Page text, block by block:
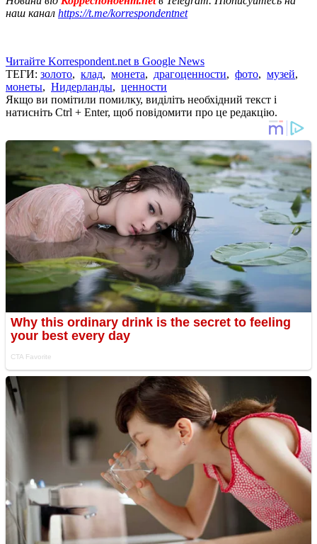
наш канал https://t.me/korrespondentnet
Читайте Korrespondent.net в Google News
ТЕГИ: золото, клад, монета, драгоценности, фото, музей,
монеты, Нидерланды, ценности
Якщо ви помітили помилку, виділіть необхідний текст і
натисніть Ctrl + Enter, щоб повідомити про це редакцію.